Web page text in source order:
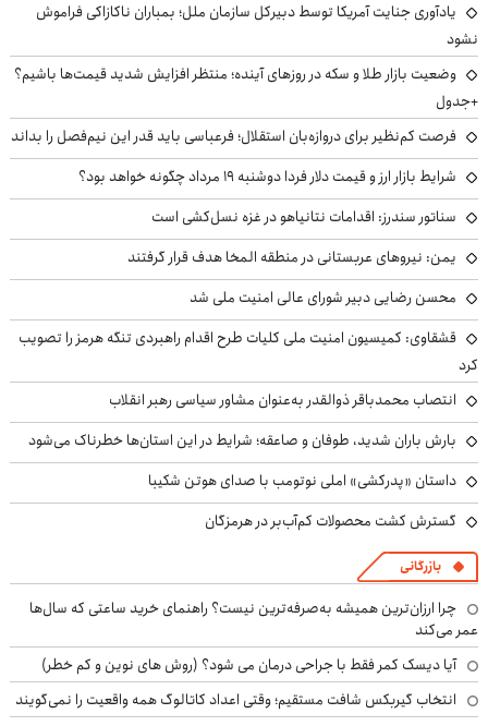
یادآوری جنایت آمریکا توسط دبیرکل سازمان ملل؛ بمباران ناکازاکی فراموش
نشود
وضعیت بازار طلا و سکه در روزهای آینده؛ منتظر افزایش شدید قیمت‌ها باشیم؟
+جدول
فرصت کم‌نظیر برای دروازه‌بان استقلال؛ فرعباسی باید قدر این نیم‌فصل را بداند
شرایط بازار ارز و قیمت دلار فردا دوشنبه ۱۹ مرداد چگونه خواهد بود؟
سناتور سندرز: اقدامات نتانیاهو در غزه نسل‌کشی است
یمن: نیروهای عربستانی در منطقه المخا هدف قرار گرفتند
محسن رضایی دبیر شورای عالی امنیت ملی شد
قشقاوی: کمیسیون امنیت ملی کلیات طرح اقدام راهبردی تنگه هرمز را تصویب
کرد
انتصاب محمدباقر ذوالقدر به‌عنوان مشاور سیاسی رهبر انقلاب
بارش باران شدید، طوفان و صاعقه؛ شرایط در این استان‌ها خطرناک می‌شود
داستان «پدرکشی» املی نوتومب با صدای هوتن شکیبا
گسترش کشت محصولات کم‌آب‌بر در هرمزگان
بازرگانی
چرا ارزان‌ترین همیشه به‌صرفه‌ترین نیست؟ راهنمای خرید ساعتی که سال‌ها
عمر می‌کند
آیا دیسک کمر فقط با جراحی درمان می شود؟ (روش های نوین و کم خطر)
انتخاب گیربکس شافت مستقیم؛ وقتی اعداد کاتالوگ همه واقعیت را نمی‌گویند